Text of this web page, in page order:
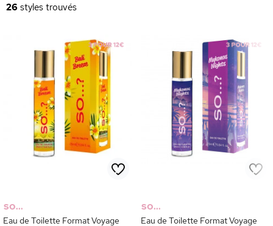
sélection complète de
26 styles trouvés
SO...
Eau de Toilette Format Voyage
SO...
Eau de Toilette Format Voyage